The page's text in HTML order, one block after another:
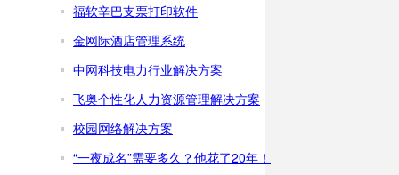
福软辛巴支票打印软件
金网际酒店管理系统
中网科技电力行业解决方案
飞奥个性化人力资源管理解决方案
校园网络解决方案
“一夜成名”需要多久？他花了20年！